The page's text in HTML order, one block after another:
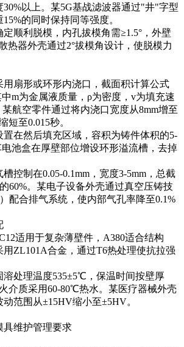
以上。某5G基战滤波器通过"井"字型
的同时保持同等强度。
利脱模，内孔拔模角需≥1.5°，外壁
热器外壳通过2°拔模角设计，使脱模力
扇形或环形内浇口，截面积计算公式
m为金属液质量，ρ为密度，v为填充速
航空零件通过将内浇口宽度从8mm增至
短至0.015秒。
然后填充区域，容积为铸件体积的5-
池盒在厚壁部位增设环形溢流槽，去掉
制在0.05-0.1mm，宽度3-5mm，总截
60%。某电子设备外壳通过真空压铸技
配合排气系统，使内部气孔率降至0.1%
适用于复杂薄壁件，A380适合结构
ZL101A合金，通过T6热处理使抗拉强
处理温度535±5℃，保温时间按壁厚
介质采用60-80℃热水。某医疗器械外壳
范围从±15HV缩小至±5HV。
具维护管理要求